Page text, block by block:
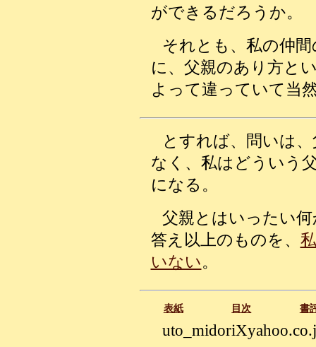
ができるだろうか。
それとも、私の仲
に、父親のあり方と
よって違っていて当
とすれば、問いは
なく、私はどういう
になる。
父親とはいったい何
答え以上のものを、
いない。
表紙 目次 書